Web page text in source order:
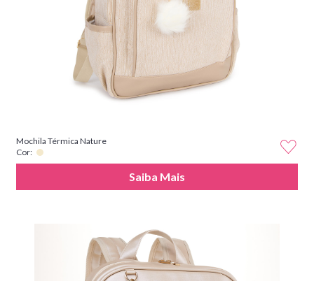
Mochila Térmica Nature
Cor:
Saiba Mais